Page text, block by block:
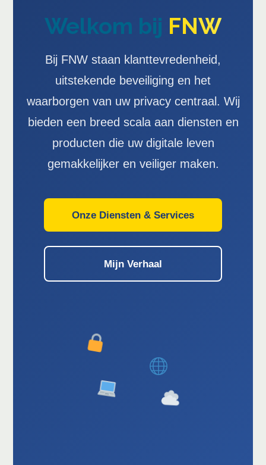
Welkom bij FNW
Bij FNW staan klanttevredenheid,
uitstekende beveiliging en het
waarborgen van uw privacy centraal. Wij
bieden een breed scala aan diensten en
producten die uw digitale leven
gemakkelijker en veiliger maken.
Onze Diensten & Services
Mijn Verhaal